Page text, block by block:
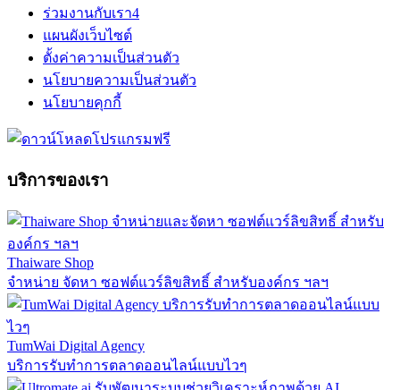
ร่วมงานกับเรา4
แผนผังเว็บไซต์
ตั้งค่าความเป็นส่วนตัว
นโยบายความเป็นส่วนตัว
นโยบายคุกกี้
บริการของเรา
Thaiware Shop
จำหน่าย จัดหา ซอฟต์แวร์ลิขสิทธิ์ สำหรับองค์กร ฯลฯ
TumWai Digital Agency
บริการรับทำการตลาดออนไลน์แบบไวๆ